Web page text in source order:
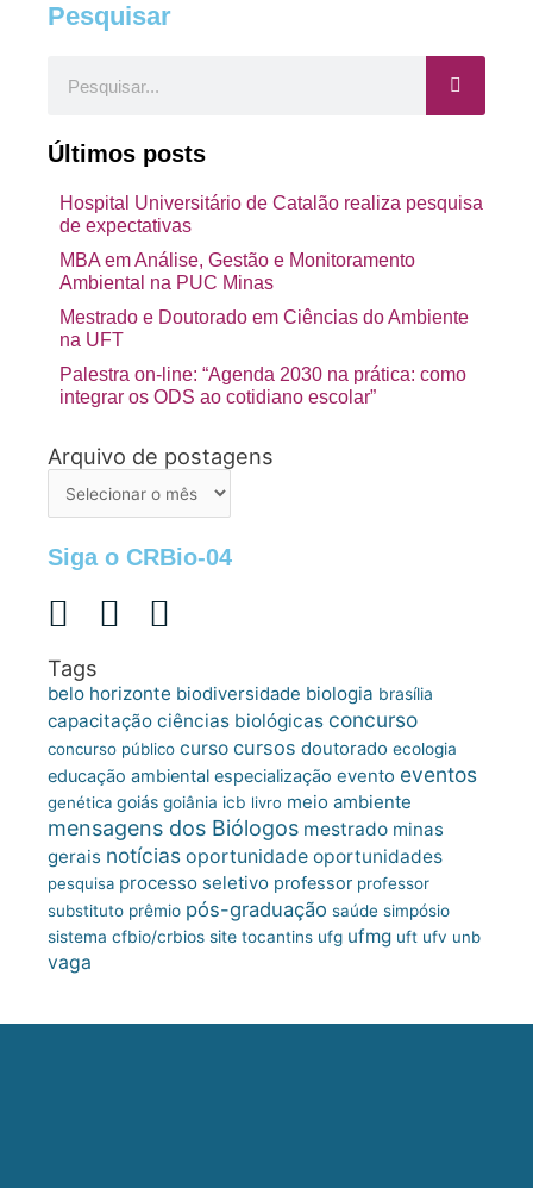
Pesquisar
Últimos posts
Hospital Universitário de Catalão realiza pesquisa
de expectativas
MBA em Análise, Gestão e Monitoramento
Ambiental na PUC Minas
Mestrado e Doutorado em Ciências do Ambiente
na UFT
Palestra on-line: “Agenda 2030 na prática: como
integrar os ODS ao cotidiano escolar”
Arquivo de postagens
Arquivo
Siga o CRBio-04
Tags
belo horizonte biodiversidade biologia brasília
capacitação ciências biológicas concurso
concurso público curso cursos doutorado ecologia
educação ambiental especialização evento eventos
genética goiás goiânia icb livro meio ambiente
mensagens dos Biólogos mestrado minas
gerais notícias oportunidade oportunidades
pesquisa processo seletivo professor professor
substituto prêmio pós-graduação saúde simpósio
sistema cfbio/crbios site tocantins ufg ufmg uft ufv unb
vaga